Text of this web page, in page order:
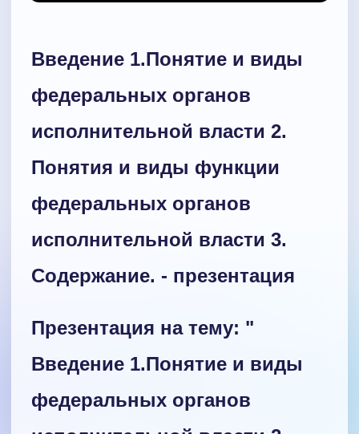
Введение 1.Понятие и виды
федеральных органов
исполнительной власти 2.
Понятия и виды функции
федеральных органов
исполнительной власти 3.
Содержание. - презентация
Презентация на тему: "
Введение 1.Понятие и виды
федеральных органов